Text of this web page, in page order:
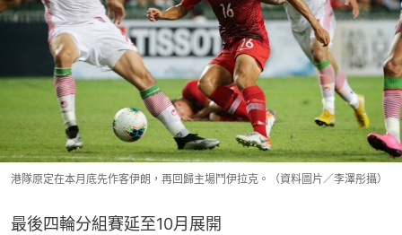
港隊原定在本月底先作客伊朗，再回歸主場鬥伊拉克。（資料圖片／李澤彤攝）
最後四輪分組賽延至10月展開